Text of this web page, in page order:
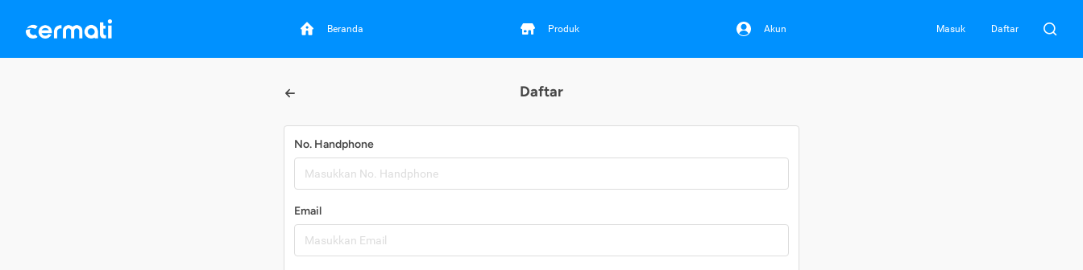
Beranda Produk Akun Masuk Daftar
Daftar
No. Handphone
Email